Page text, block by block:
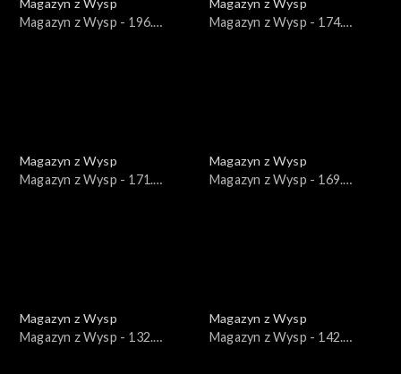
Magazyn z Wysp
Magazyn z Wysp - 196.
Magazyn z Wysp
Magazyn z Wysp - 174.
Magazyn z Wysp
Magazyn z Wysp - 171.
Magazyn z Wysp
Magazyn z Wysp - 169.
Magazyn z Wysp
Magazyn z Wysp - 132.
Magazyn z Wysp
Magazyn z Wysp - 142.